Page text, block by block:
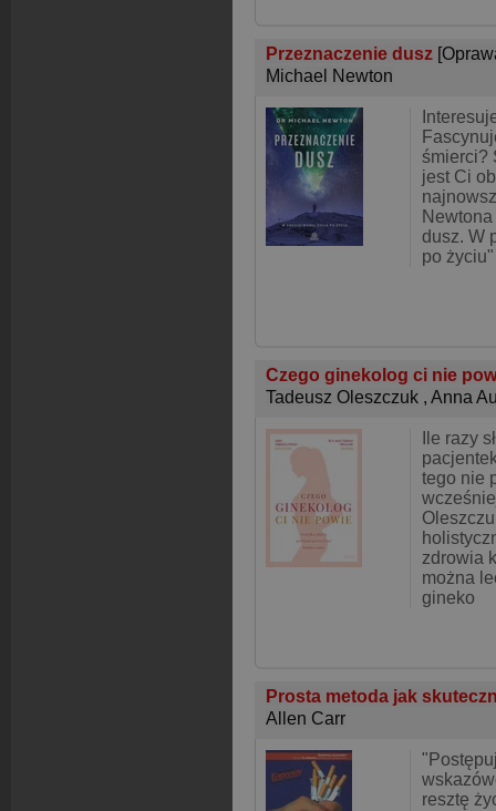
Przeznaczenie dusz
Michael Newton
śmierci?
jest Ci
dusz. W
po
Czego ginekolog ci nie
Tadeusz Oleszczuk , Anna
Ile razy
tego nie
zdrowia
można
gineko
Prosta metoda jak
Allen Carr
resztę